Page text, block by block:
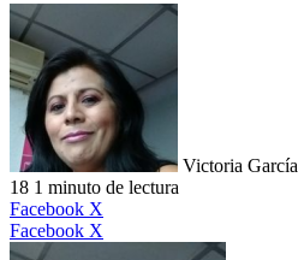
Victoria
18 1 minuto de lectura
Facebook X
Facebook X